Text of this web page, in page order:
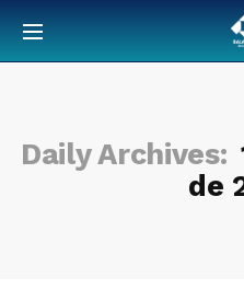
Daily Archives:
de